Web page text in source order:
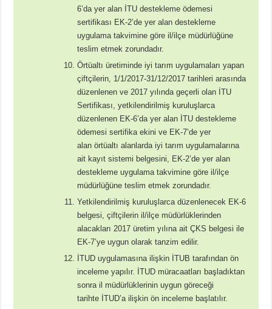
6’da yer alan İTU destekleme ödemesi
sertifikası EK-2’de yer alan destekleme
uygulama takvimine göre il/ilçe müdürlüğüne
teslim etmek zorundadır.
Örtüaltı üretiminde iyi tarım uygulamaları yapan
çiftçilerin, 1/1/2017-31/12/2017 tarihleri arasında
düzenlenen ve 2017 yılında geçerli olan İTU
Sertifikası, yetkilendirilmiş kuruluşlarca
düzenlenen EK-6’da yer alan İTU destekleme
ödemesi sertifika ekini ve EK-7’de yer
alan örtüaltı alanlarda iyi tarım uygulamalarına
ait kayıt sistemi belgesini, EK-2’de yer alan
destekleme uygulama takvimine göre il/ilçe
müdürlüğüne teslim etmek zorundadır.
Yetkilendirilmiş kuruluşlarca düzenlenecek EK-6
belgesi, çiftçilerin il/ilçe müdürlüklerinden
alacakları 2017 üretim yılına ait ÇKS belgesi ile
EK-7’ye uygun olarak tanzim edilir.
İTUD uygulamasına ilişkin İTUB tarafından ön
inceleme yapılır. İTUD müracaatları başladıktan
sonra il müdürlüklerinin uygun göreceği
tarihte İTUD’a ilişkin ön inceleme başlatılır.